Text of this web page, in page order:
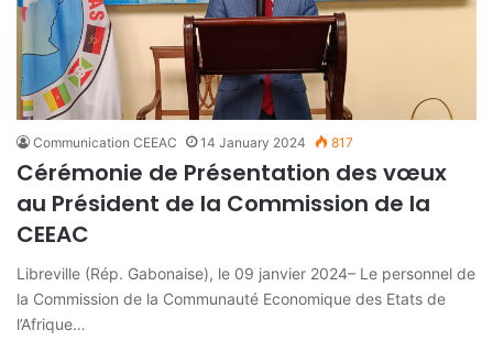
Communication CEEAC 14 January 2024 817
Cérémonie de Présentation des vœux
au Président de la Commission de la
CEEAC
Libreville (Rép. Gabonaise), le 09 janvier 2024– Le personnel de
la Commission de la Communauté Economique des Etats de
l’Afrique…